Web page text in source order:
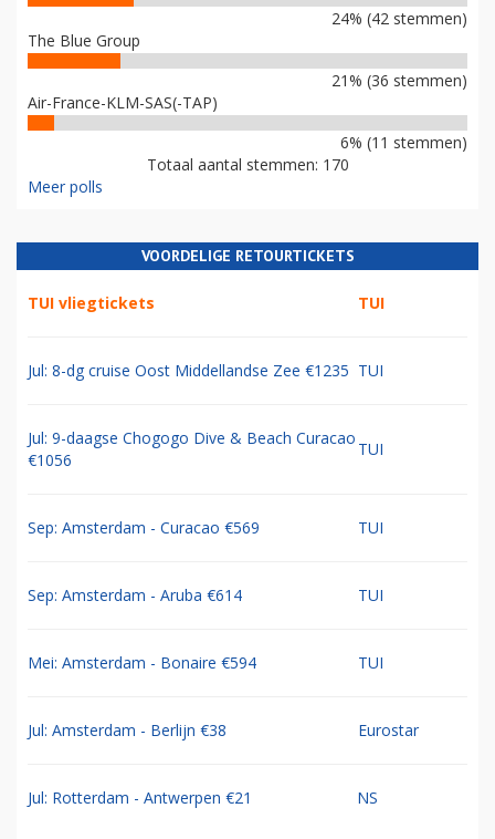
24% (42 stemmen)
The Blue Group
21% (36 stemmen)
Air-France-KLM-SAS(-TAP)
6% (11 stemmen)
Totaal aantal stemmen: 170
Meer polls
VOORDELIGE RETOURTICKETS
TUI vliegtickets TUI
Jul: 8-dg cruise Oost Middellandse Zee €1235 TUI
Jul: 9-daagse Chogogo Dive & Beach Curacao
€1056
TUI
Sep: Amsterdam - Curacao €569 TUI
Sep: Amsterdam - Aruba €614 TUI
Mei: Amsterdam - Bonaire €594 TUI
Jul: Amsterdam - Berlijn €38 Eurostar
Jul: Rotterdam - Antwerpen €21 NS